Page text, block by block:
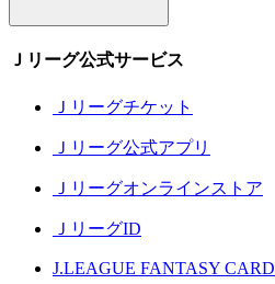
Ｊリーグ公式サービス
Ｊリーグチケット
Ｊリーグ公式アプリ
Ｊリーグオンラインストア
ＪリーグID
J.LEAGUE FANTASY CARD